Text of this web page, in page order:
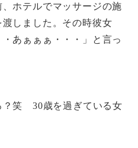
ホテルでマッサージの施
しました。その時彼女
あぁぁぁ・・・」と言っ
？笑 30歳を過ぎている女